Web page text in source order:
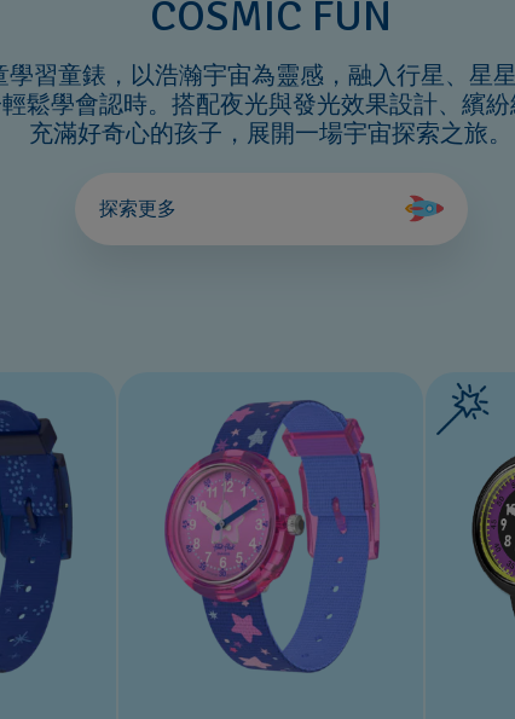
COSMIC FUN
學習童錶，以浩瀚宇宙為靈感，融入行星、星
鬆學會認時。搭配夜光與發光效果設計、繽
充滿好奇心的孩子，展開一場宇宙探索之旅。
探索更多